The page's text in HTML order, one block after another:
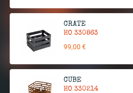
CRATE
HO 330863
99,00 €
CUBE
HO 330214